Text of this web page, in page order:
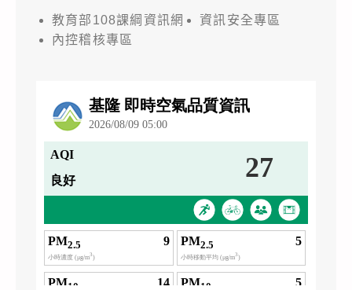
教育部108課綱資訊網
資訊安全專區
內控稽核專區